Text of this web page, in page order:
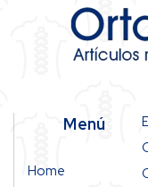
Menú
Home